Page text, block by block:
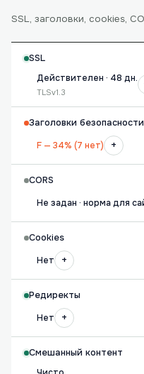
SSL, заголовки, cookies,
SSL
Действителен · 48 дн.
TLSv1.3
Заголовки безопасности
F — 34% (7 нет)
+
CORS
Не задан · норма для
Cookies
Нет
+
Редиректы
Нет
+
Смешанный контент